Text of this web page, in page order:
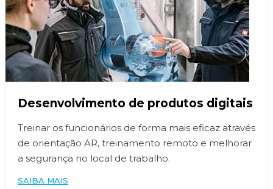
Desenvolvimento de produtos digitais
Treinar os funcionários de forma mais eficaz através
de orientação AR, treinamento remoto e melhorar
a segurança no local de trabalho.
SAIBA MAIS